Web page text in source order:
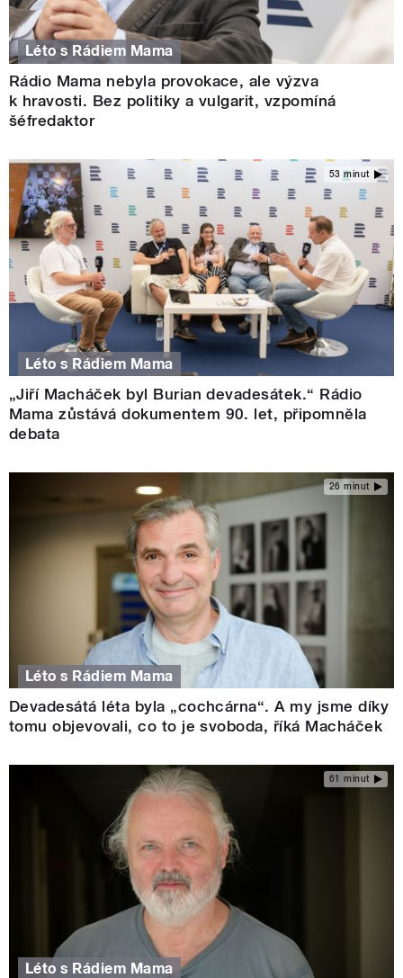
Léto s Rádiem Mama
Rádio Mama nebyla provokace, ale výzva
k hravosti. Bez politiky a vulgarit, vzpomíná
šéfredaktor
53 minut
Léto s Rádiem Mama
„Jiří Macháček byl Burian devadesátek.“ Rádio
Mama zůstává dokumentem 90. let, připomněla
debata
26 minut
Léto s Rádiem Mama
Devadesátá léta byla „cochcárna“. A my jsme díky
tomu objevovali, co to je svoboda, říká Macháček
61 minut
Léto s Rádiem Mama